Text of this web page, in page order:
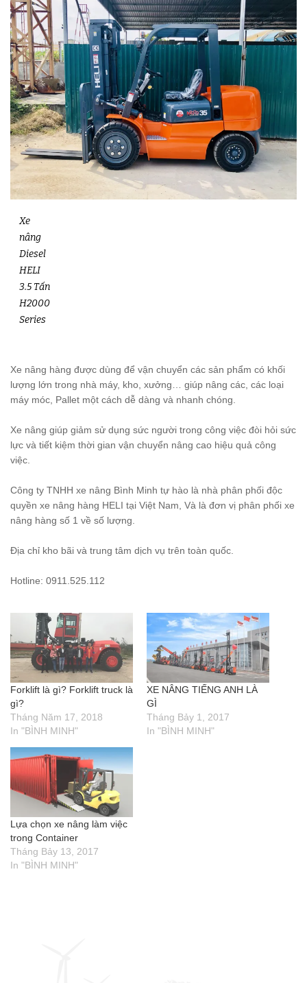
Xe
nâng
Diesel
HELI
3.5 Tấn
H2000
Series
Xe nâng hàng được dùng để vận chuyển các sản phẩm có khối
lượng lớn trong nhà máy, kho, xưởng… giúp nâng các, các loại
máy móc, Pallet một cách dễ dàng và nhanh chóng.
Xe nâng giúp giảm sử dụng sức người trong công việc đòi hỏi sức
lực và tiết kiệm thời gian vận chuyển nâng cao hiệu quả công
việc.
Công ty TNHH xe nâng Bình Minh tự hào là nhà phân phối độc
quyền xe nâng hàng HELI tại Việt Nam, Và là đơn vị phân phối xe
nâng hàng số 1 về số lượng.
Địa chỉ kho bãi và trung tâm dịch vụ trên toàn quốc.
Hotline: 0911.525.112
Forklift là gì? Forklift truck là
gì?
Tháng Năm 17, 2018
In "BÌNH MINH"
XE NÂNG TIẾNG ANH LÀ
GÌ
Tháng Bảy 1, 2017
In "BÌNH MINH"
Lựa chọn xe nâng làm việc
trong Container
Tháng Bảy 13, 2017
In "BÌNH MINH"